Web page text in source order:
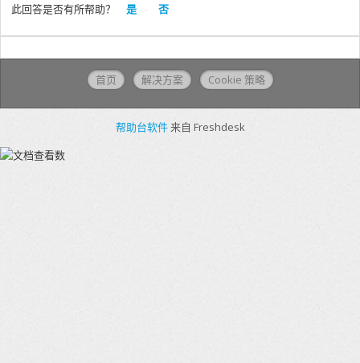
此回答是否有所帮助？ 是 否
首页 解决方案 Cookie 策略
帮助台软件来自 Freshdesk